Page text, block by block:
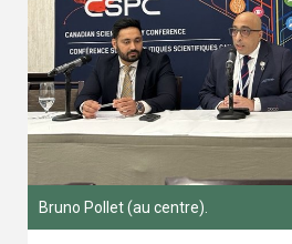
Bruno Pollet (au centre).